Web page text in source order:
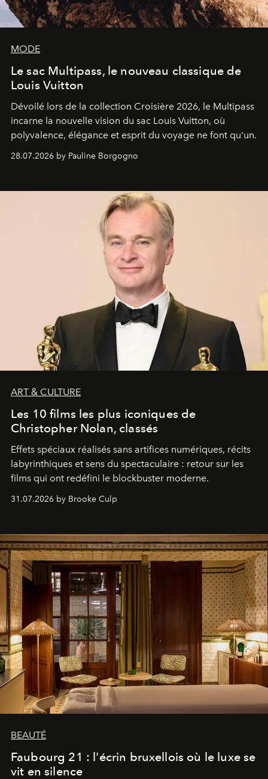
MODE
Le sac Multipass, le nouveau classique de
Louis Vuitton
Dévoilé lors de la collection Croisière 2026, le Multipass
incarne la nouvelle vision du sac Louis Vuitton, où
polyvalence, élégance et esprit du voyage ne font qu'un.
28.07.2026 by Pauline Borgogno
ART & CULTURE
Les 10 films les plus iconiques de
Christopher Nolan, classés
Effets spéciaux réalisés sans artifices numériques, récits
labyrinthiques et sens du spectaculaire : retour sur les
films qui ont redéfini le blockbuster moderne.
31.07.2026 by Brooke Culp
BEAUTÉ
Faubourg 21 : l'écrin bruxellois où le luxe se
vit en silence